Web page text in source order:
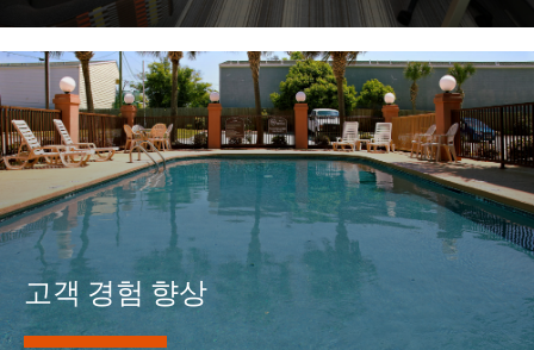
고객 경험 향상